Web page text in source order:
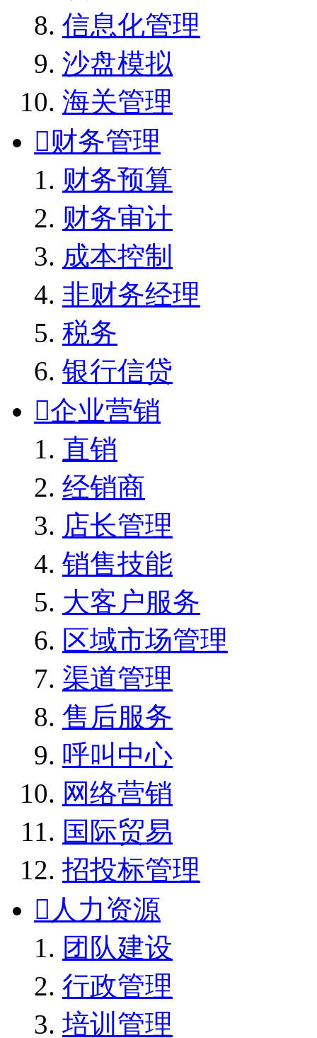
信息化管理
沙盘模拟
海关管理
财务管理
财务预算
财务审计
成本控制
非财务经理
税务
银行信贷
企业营销
直销
经销商
店长管理
销售技能
大客户服务
区域市场管理
渠道管理
售后服务
呼叫中心
网络营销
国际贸易
招投标管理
 人力资源
团队建设
行政管理
培训管理